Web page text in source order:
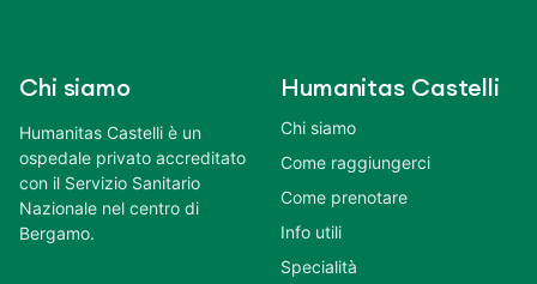
Chi siamo
Humanitas Castelli è un
ospedale privato accreditato
con il Servizio Sanitario
Nazionale nel centro di
Bergamo.
Humanitas Castelli
Chi siamo
Come raggiungerci
Come prenotare
Info utili
Specialità